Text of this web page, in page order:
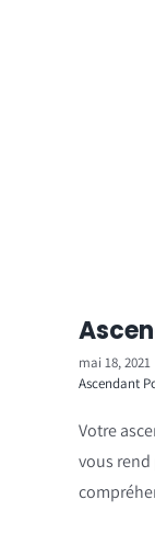
mai 18, 2021
Ascendant
Votre
vous